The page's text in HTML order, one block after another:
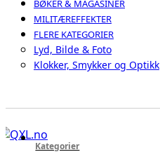
BØKER & MAGASINER
MILITÆREFFEKTER
FLERE KATEGORIER
Lyd, Bilde & Foto
Klokker, Smykker og Optikk
Kategorier